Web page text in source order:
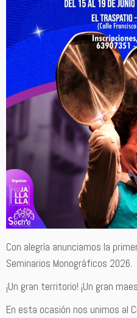
Con alegría anunciamos la
Seminarios Monográficos 2026.
¡Un gran territorio! ¡Un gran
En esta ocasión nos unimos al